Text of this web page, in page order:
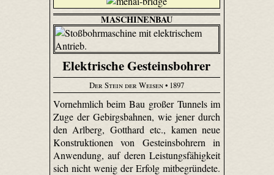
MASCHINENBAU
Elektrische Gesteinsbohrer
Der Stein der Weisen• 1897
Vornehmlich beim Bau großer Tunnels im
Zuge der Gebirgsbahnen, wie jener durch
den Arlberg, Gotthard etc., kamen neue
Konstruktionen von Gesteinsbohrern in
Anwendung, auf deren Leistungsfähigkeit
sich nicht wenig der Erfolg mitbegründete.